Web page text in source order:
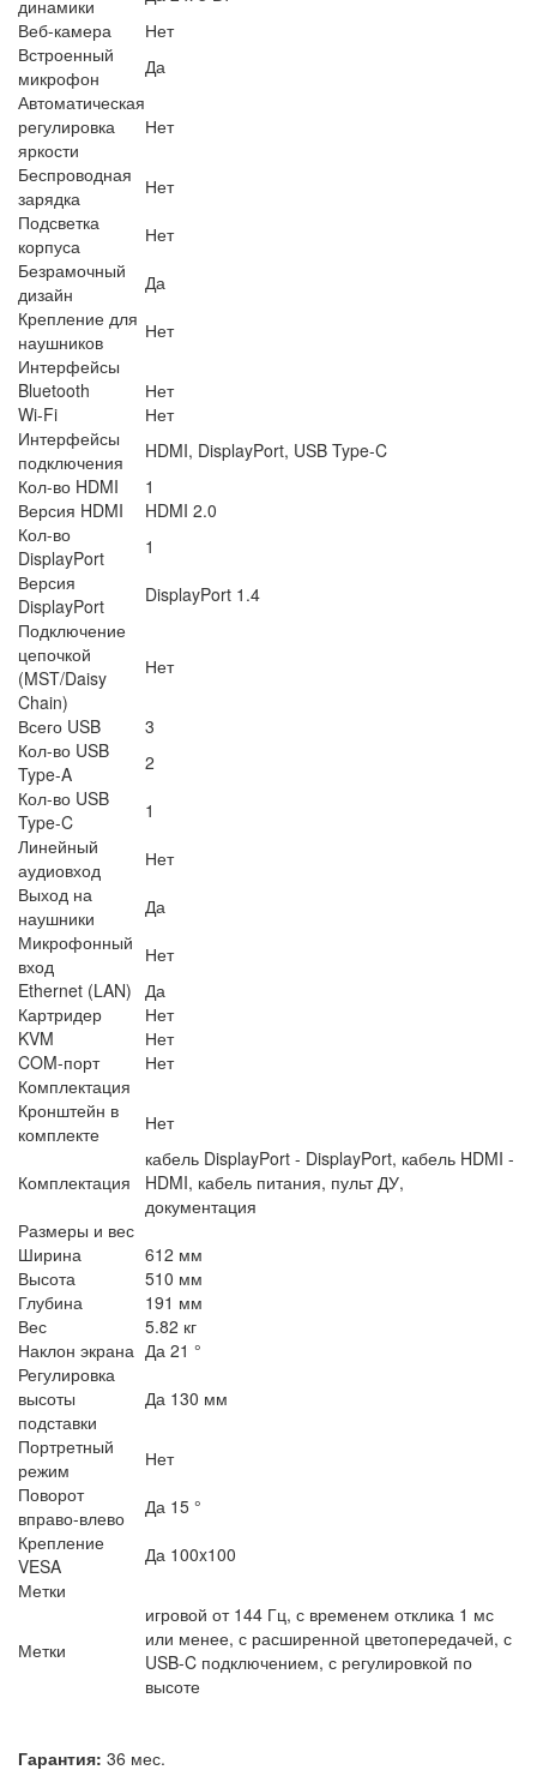
динамики
Веб-камера
Нет
Встроенный
микрофон
Да
Автоматическая
регулировка
яркости
Нет
Беспроводная
зарядка
Нет
Подсветка
корпуса
Нет
Безрамочный
дизайн
Да
Крепление для
наушников
Нет
Интерфейсы
Bluetooth
Нет
Wi-Fi
Нет
Интерфейсы
подключения
HDMI, DisplayPort, USB Type-C
Кол-во HDMI
1
Версия HDMI
HDMI 2.0
Кол-во
DisplayPort
1
Версия
DisplayPort
DisplayPort 1.4
Подключение
цепочкой
(MST/Daisy
Chain)
Нет
Всего USB
3
Кол-во USB
Type-A
2
Кол-во USB
Type-C
1
Линейный
аудиовход
Нет
Выход на
наушники
Да
Микрофонный
вход
Нет
Ethernet (LAN)
Да
Картридер
Нет
KVM
Нет
COM-порт
Нет
Комплектация
Кронштейн в
комплекте
Нет
Комплектация
кабель DisplayPort - DisplayPort, кабель HDMI -
HDMI, кабель питания, пульт ДУ,
документация
Размеры и вес
Ширина
612 мм
Высота
510 мм
Глубина
191 мм
Вес
5.82 кг
Наклон экрана Да 21 °
Регулировка
высоты
подставки
Да 130 мм
Портретный
режим
Нет
Поворот
вправо-влево
Да 15 °
Крепление
VESA
Да 100x100
Метки
Метки
игровой от 144 Гц, с временем отклика 1 мс
или менее, с расширенной цветопередачей, с
USB-C подключением, с регулировкой по
высоте
Гарантия: 36 мес.